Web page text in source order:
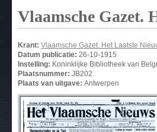
Vlaamsche Gazet.
Krant: Vlaamsche Gazet. Het Laatste
Datum publicatie: 26-10-1915
Instelling: Koninklijke Bibliotheek van
Plaatsnummer: JB202
Plaats van uitgave: Antwerpen